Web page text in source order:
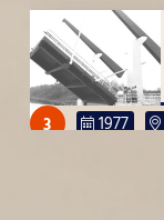
3 1977